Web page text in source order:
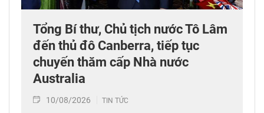
Tổng Bí thư, Chủ tịch nước Tô Lâm
đến thủ đô Canberra, tiếp tục
chuyến thăm cấp Nhà nước
Australia
10/08/2026 TIN TỨC